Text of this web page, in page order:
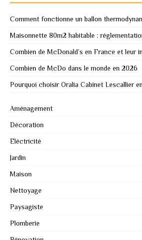
Comment fonctionne un ballon
Maisonnette 80m2 habitable :
Combien de McDonald’s en France et leur
Combien de McDo dans le monde en 2026
Pourquoi choisir Oralia Cabinet Lescallier
Aménagement
Décoration
Eléctricité
Jardin
Maison
Nettoyage
Paysagiste
Plomberie